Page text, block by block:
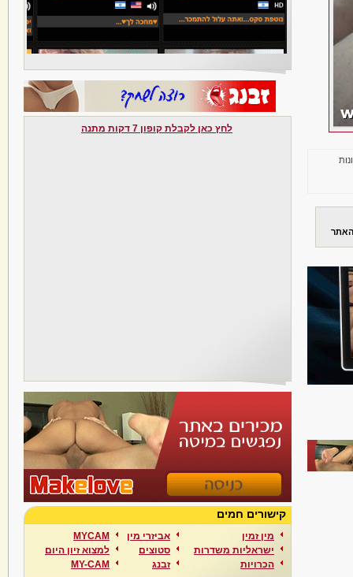
האתר
לחץ כאן לקבלת קופון 7 דקות מתנה
קישורים חמים
מין זמין
ישראליות משדרות
הכרויות
אביזרי מין
סטוצים
זבנג
MYCAM
למצוא זיון היום
MY-CAM